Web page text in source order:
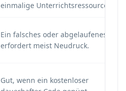
einmalige Unterrichtsressourcen.
Ein falsches oder abgelaufenes Ziel
erfordert meist Neudruck.
Gut, wenn ein kostenloser